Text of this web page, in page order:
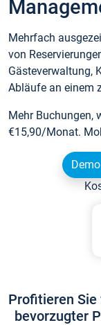
Mehrfach
von
Gästeverwaltung,
Abläufe an einem
Mehr Buchungen,
€15,90/Monat.
Profitieren Sie
bevorzugter